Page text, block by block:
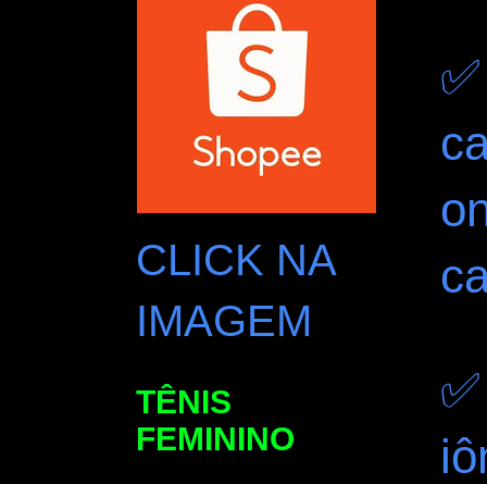
CLICK NA
IMAGEM
TÊNIS
FEMININO